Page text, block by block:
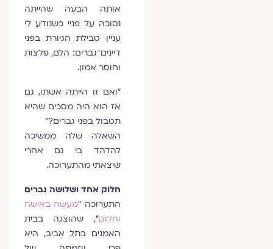
אותה הבעה שהייתה
נסוכה על פניי כשנודע לי
עניין טבילת הגיורת בפני
דיינים־גברים: הלם, פלצות
וחוסר אמון.
“ואם זו הייתה אשתו, גם
אז הוא היה מסכים שהיא
תטבול בפני גברים?“
השאלה שלה ממשיכה
להדהד בי גם אחרי
שיצאתי מהתערוכה.
חלוק אחד ושלושה גברים
התערוכה "מעשה באישה
וחלוק", שהוצגה בבית
האמנים בתל אביב, היא